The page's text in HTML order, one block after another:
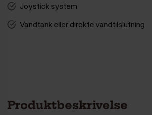
Joystick system
Vandtank eller direkte vandtilslutning
Produktbeskrivelse